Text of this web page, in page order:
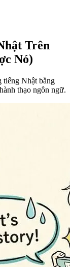
Trên
Nó)
tiếng Nhật bằng
thạo ngôn ngữ.